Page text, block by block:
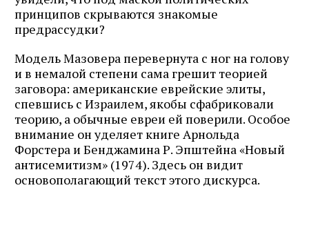
принципов скрываются знакомые
предрассудки?
Модель Мазовера перевернута с ног на голову
и в немалой степени сама грешит теорией
заговора: американские еврейские элиты,
спевшись с Израилем, якобы сфабриковали
теорию, а обычные евреи ей поверили. Особое
внимание он уделяет книге Арнольда
Форстера и Бенджамина Р. Эпштейна «Новый
антисемитизм» (1974). Здесь он видит
основополагающий текст этого дискурса.